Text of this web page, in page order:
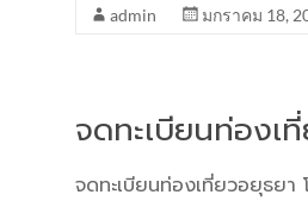
admin มกราคม 18,
จดทะเบียนท่องเ
จดทะเบียนท่องเที่ยวอยุธย